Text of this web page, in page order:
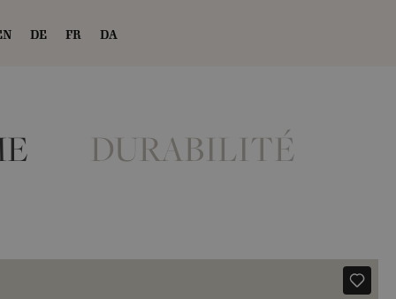
DE FR DA
DURABILITÉ